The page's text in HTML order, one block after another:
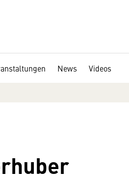
News Videos